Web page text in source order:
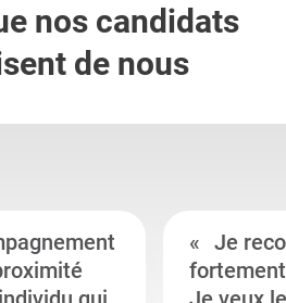
nos candidats
de nous
Je